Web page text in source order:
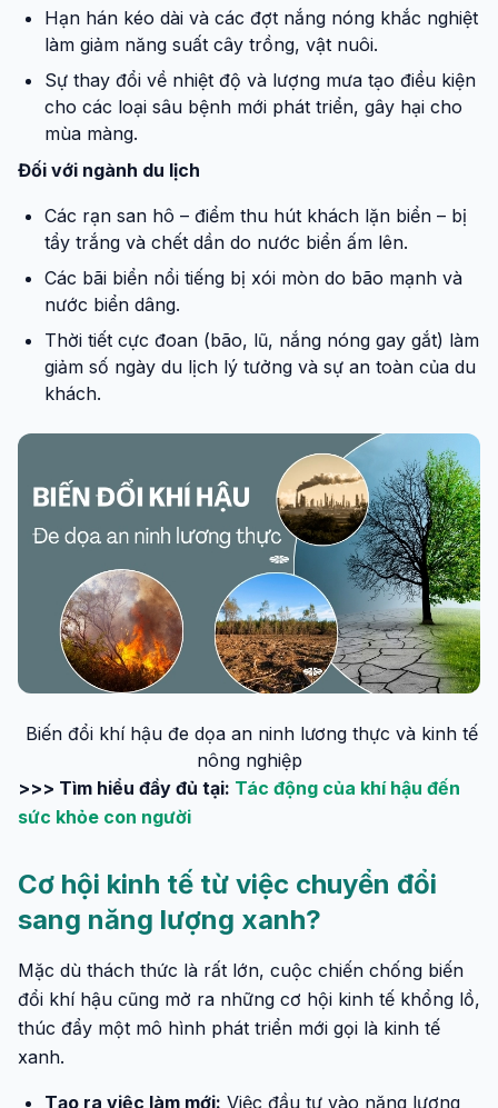
Hạn hán kéo dài và các đợt nắng nóng khắc nghiệt
làm giảm năng suất cây trồng, vật nuôi.
Sự thay đổi về nhiệt độ và lượng mưa tạo điều kiện
cho các loại sâu bệnh mới phát triển, gây hại cho
mùa màng.
Đối với ngành du lịch
Các rạn san hô – điểm thu hút khách lặn biển – bị
tẩy trắng và chết dần do nước biển ấm lên.
Các bãi biển nổi tiếng bị xói mòn do bão mạnh và
nước biển dâng.
Thời tiết cực đoan (bão, lũ, nắng nóng gay gắt) làm
giảm số ngày du lịch lý tưởng và sự an toàn của du
khách.
Biến đổi khí hậu đe dọa an ninh lương thực và kinh tế
nông nghiệp
>>> Tìm hiểu đầy đủ tại: Tác động của khí hậu đến
sức khỏe con người
Cơ hội kinh tế từ việc chuyển đổi
sang năng lượng xanh?
Mặc dù thách thức là rất lớn, cuộc chiến chống biến
đổi khí hậu cũng mở ra những cơ hội kinh tế khổng lồ,
thúc đẩy một mô hình phát triển mới gọi là kinh tế
xanh.
Tạo ra việc làm mới: Việc đầu tư vào năng lượng